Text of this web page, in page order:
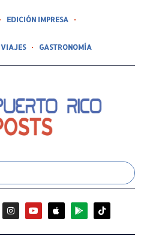
EDICIÓN IMPRESA
VIAJES GASTRONOMÍA